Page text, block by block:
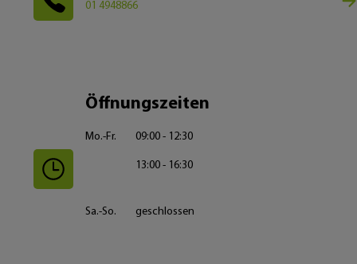
01 4948866
Öffnungszeiten
Mo.-Fr. 09:00 - 12:30
13:00 - 16:30
Sa.-So. geschlossen